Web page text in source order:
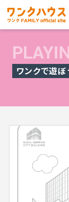
ワンクで遊ぼ